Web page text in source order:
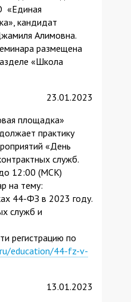
«Единая
кандидат
Алимовна.
размещена
«Школа
23.01.2023
площадка»
практику
«День
служб.
12:00 (МСК)
на тему:
44-ФЗ в 2023 году.
служб и
регистрацию по
education/44-fz-v-
13.01.2023